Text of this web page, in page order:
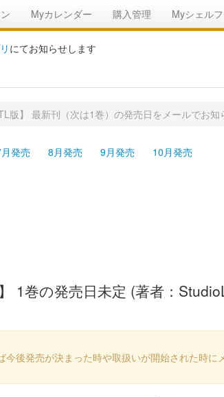
Myカレンダー 購入管理 Myシェルフ
にてお知らせします
版】 最新刊（次は1巻）の発売日をメールでお知
発売 8月発売 9月発売 10月発売
1巻の発売日未定 (著者：
後発売が決まった時や取扱いが開始された時に